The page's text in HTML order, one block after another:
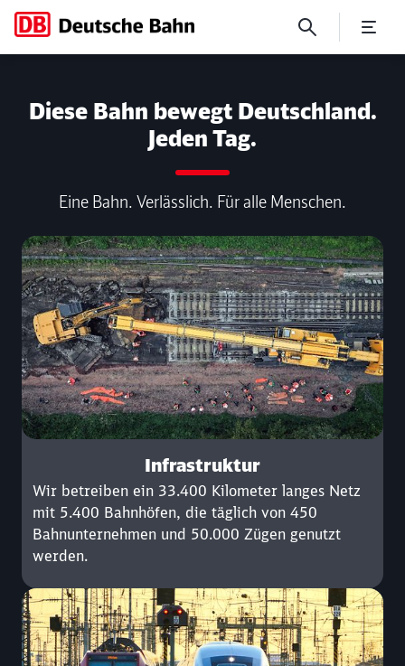
Diese Bahn bewegt Deutschland.
Jeden Tag.
Eine Bahn. Verlässlich. Für alle Menschen.
Infrastruktur
Wir betreiben ein 33.400 Kilometer langes Netz
mit 5.400 Bahnhöfen, die täglich von 450
Bahnunternehmen und 50.000 Zügen genutzt
werden.